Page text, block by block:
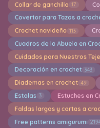
Collar de ganchillo 17
Covertor para Tazas a
Crochet navideño 113
Cuadros de la Abuela en
Cuidados para Nuestros
Decoración en crochet 343
Diademas en crochet 49
Estolas 3 Estuches en
Faldas largas y cortas a
Free patterns amigurumi